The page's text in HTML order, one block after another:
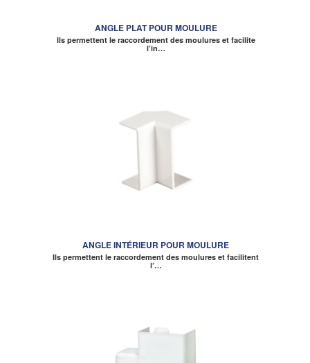
ANGLE PLAT POUR MOULURE
Ils permettent le raccordement des moulures et facilite
l’in…
ANGLE INTÉRIEUR POUR MOULURE
Ils permettent le raccordement des moulures et facilitent
l’…